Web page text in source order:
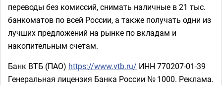
переводы без комиссий, снимать наличные в 21 тыс.
банкоматов по всей России, а также получать одни из
лучших предложений на рынке по вкладам и
накопительным счетам.
Банк ВТБ (ПАО) https://www.vtb.ru/ ИНН 770207-01-39
Генеральная лицензия Банка России № 1000. Реклама.